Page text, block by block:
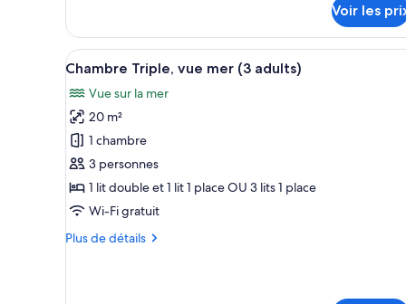
type
de
chambre
Chambre
Double
Voir les
Afficher
toutes
les
photos
pour
ce
type
de
chambre :
Chambre
Une chambre d’hôtel avec
4
Chambre Triple, vue mer (3 adults)
Vue sur la mer
20 m²
1 chambre
3 personnes
1 lit double et 1 lit 1 place OU 3 lits 1 place
Wi-Fi gratuit
Plus de détails
Plus